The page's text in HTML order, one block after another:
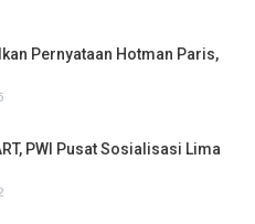
Pernyataan Hotman Paris,
PWI Pusat Sosialisasi Lima